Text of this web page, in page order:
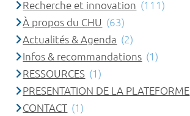
Recherche et innovation (111)
À propos du CHU (63)
Actualités & Agenda (2)
Infos & recommandations (1)
RESSOURCES (1)
PRESENTATION DE LA PLATEFORME
CONTACT (1)